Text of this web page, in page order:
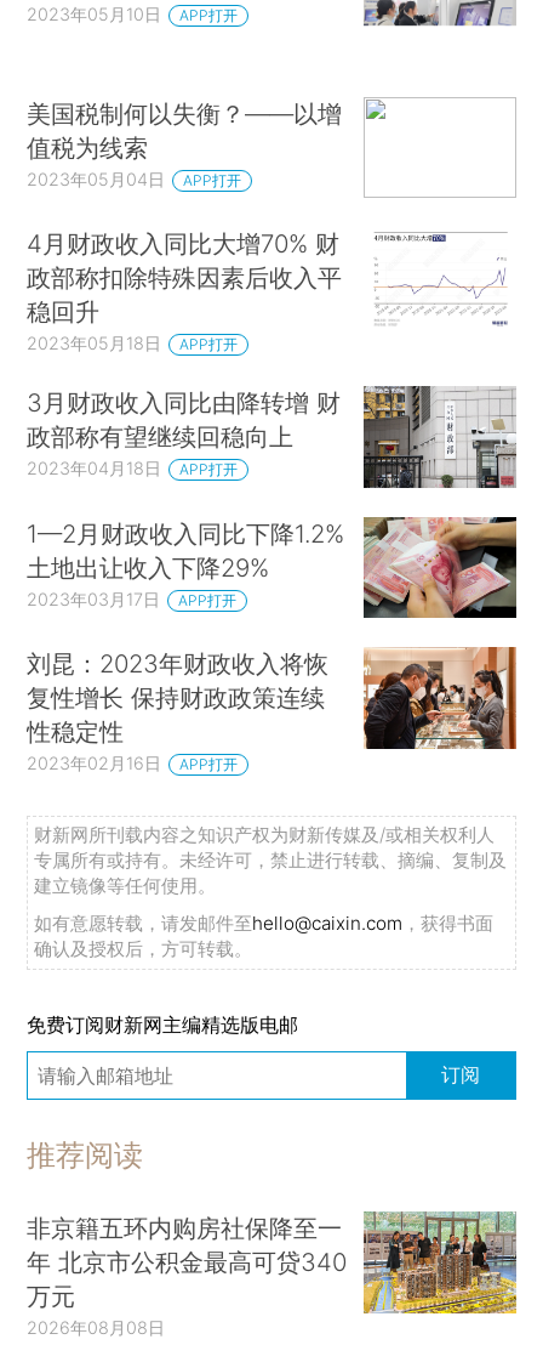
2023年05月10日 APP打开
美国税制何以失衡？——以增
值税为线索
2023年05月04日 APP打开
4月财政收入同比大增70% 财
政部称扣除特殊因素后收入平
稳回升
2023年05月18日 APP打开
3月财政收入同比由降转增 财
政部称有望继续回稳向上
2023年04月18日 APP打开
1—2月财政收入同比下降1.2%
土地出让收入下降29%
2023年03月17日 APP打开
刘昆：2023年财政收入将恢
复性增长 保持财政政策连续
性稳定性
2023年02月16日 APP打开
财新网所刊载内容之知识产权为财新传媒及/或相关权利人
专属所有或持有。未经许可，禁止进行转载、摘编、复制及
建立镜像等任何使用。
如有意愿转载，请发邮件至hello@caixin.com ，获得书面
确认及授权后，方可转载。
免费订阅财新网主编精选版电邮
订阅
推荐阅读
非京籍五环内购房社保降至一
年 北京市公积金最高可贷340
万元
2026年08月08日